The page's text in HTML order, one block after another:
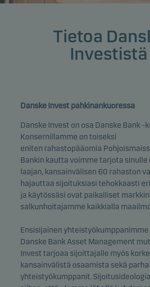
Tietoa
Investistä
Danske Invest pähkinänkuoressa
Danske Invest on osa Danske Bank
Konsernillamme on toiseksi
eniten rahastopääomia
Bankin kautta voimme tarjota
laajan, kansainvälisen 60 rahaston
hajauttaa sijoituksiasi tehokkaasti
ja käytössäsi ovat paikalliset
salkunhoitajamme kaikkialla
Ensisijainen yhteistyökumppanimme
Danske Bank Asset Management
Invest tarjoaa sijoittajalle myös
kansainvälistä osaamista sekä
yhteistyökumppanit.